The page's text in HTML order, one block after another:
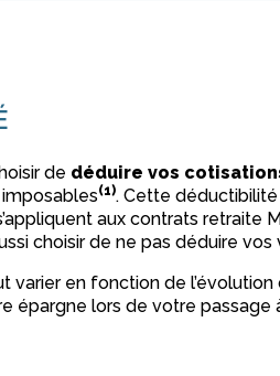
de déduire vos
(1). Cette
aux contrats retraite
choisir de ne pas déduire vos
varier en fonction de
épargne lors de votre passage